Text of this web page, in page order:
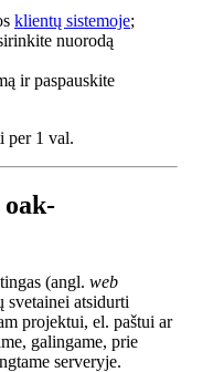
klientų sistemoje;
nuorodą
ir paspauskite
per 1 val.
(angl. web
svetainei atsidurti
projektui, el. paštui ar
galingame, prie
serveryje.